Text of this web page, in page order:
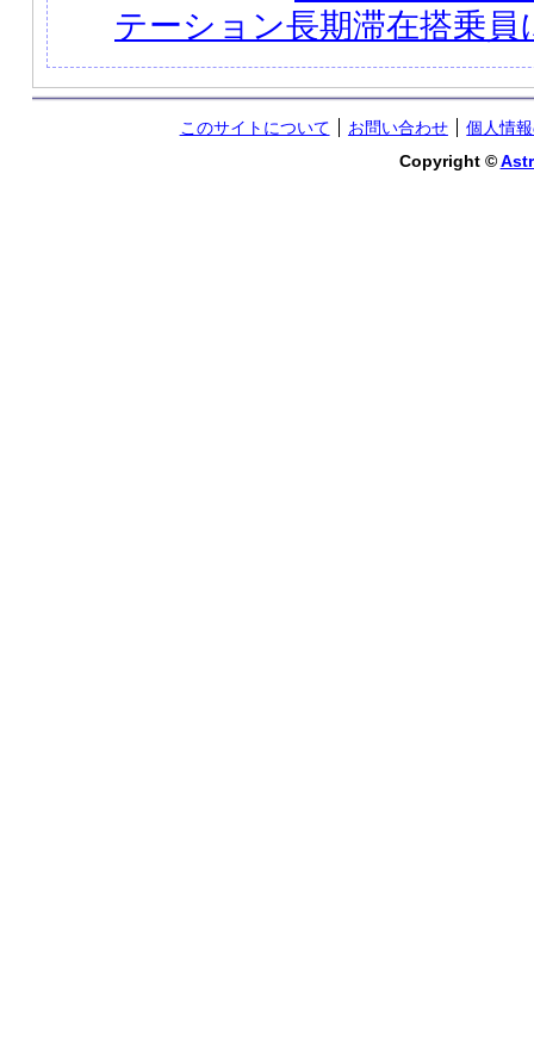
テーション長期滞在搭乗員
このサイトについて お問い合わせ
個人情
Copyright ©